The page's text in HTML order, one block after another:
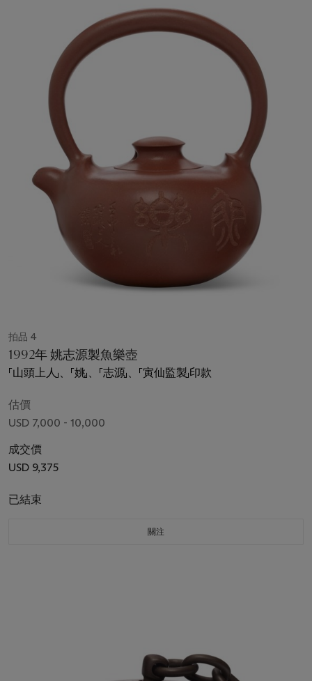
拍品 4
1992年 姚志源製魚樂壺
「山頭上人」、「姚」、「志源」、「寅仙監製」印款
估價
USD 7,000 - 10,000
成交價
USD 9,375
已結束
關注